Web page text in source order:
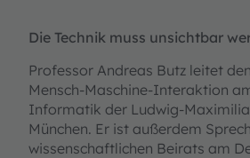
Die Technik muss unsichtbar
Professor Andreas Butz leitet
Mensch-Maschine-Interaktion
Informatik der Ludwig-
München. Er ist außerdem
wissenschaftlichen Beirats am